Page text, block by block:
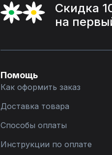
Скидка
на
Помощь
Как оформить заказ
Доставка товара
Способы оплаты
Инструкции по оплате